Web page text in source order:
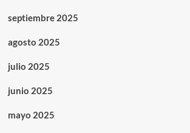
septiembre 2025
agosto 2025
julio 2025
junio 2025
mayo 2025